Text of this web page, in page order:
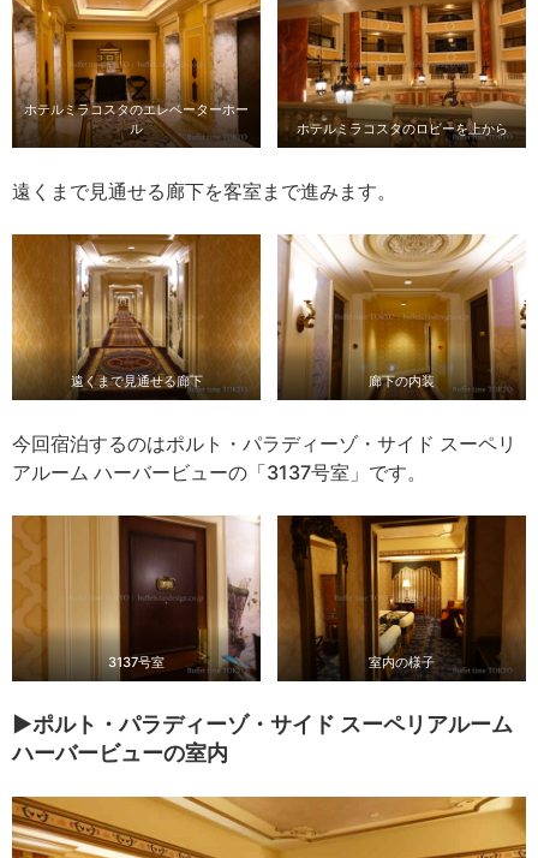
ホテルミラコスタのエレベーターホー
ル
ホテルミラコスタのロビーを上から
遠くまで見通せる廊下を客室まで進みます。
遠くまで見通せる廊下 廊下の内装
今回宿泊するのはポルト・パラディーゾ・サイド スーペリ
アルーム ハーバービューの「3137号室」です。
3137号室 室内の様子
▶ポルト・パラディーゾ・サイド スーペリアルーム
ハーバービューの室内